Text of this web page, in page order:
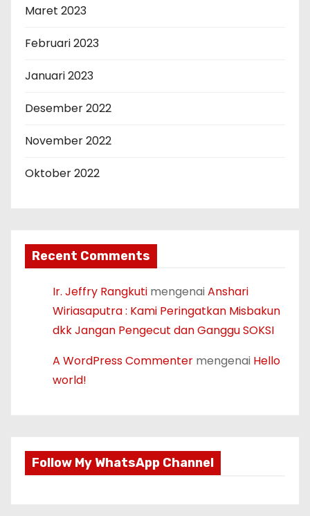
Maret 2023
Februari 2023
Januari 2023
Desember 2022
November 2022
Oktober 2022
Recent Comments
Ir. Jeffry Rangkuti mengenaiAnshari
Wiriasaputra : Kami Peringatkan Misbakun
dkk Jangan Pengecut dan Ganggu SOKSI
A WordPress Commenter mengenai Hello
world!
Follow My WhatsApp Channel